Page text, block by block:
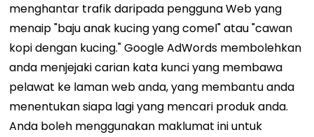
menghantar trafik daripada pengguna Web yang
menaip "baju anak kucing yang comel" atau "cawan
kopi dengan kucing." Google AdWords membolehkan
anda menjejaki carian kata kunci yang membawa
pelawat ke laman web anda, yang membantu anda
menentukan siapa lagi yang mencari produk anda.
Anda boleh menggunakan maklumat ini untuk